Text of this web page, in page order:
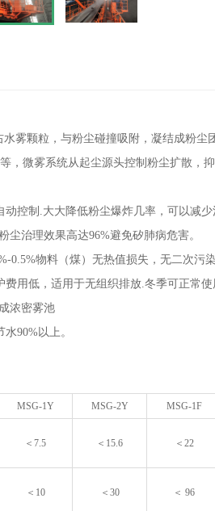
水雾颗粒，与粉尘碰撞吸附，凝结成粉尘
，微雾系统从起尘源头控制粉尘扩散，
动控制 .大大降低粉尘爆炸几率，可以减少
尘治理效果高达96%避免矽肺病危害。
0.5%物料（煤）无热值损失，无二次污染
费用低，适用于无组织排放.冬季可正常使
浓密雾池
水90%以上。
MSG-1Y MSG-2Y MSG-1F
＜ 7.5 ＜ 15.6 ＜ 22
＜ 10 ＜ 30 ＜ 96